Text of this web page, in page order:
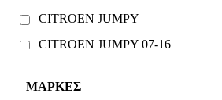
CITROEN JUMPY
CITROEN JUMPY 07-16
ΜΆΡΚΕΣ